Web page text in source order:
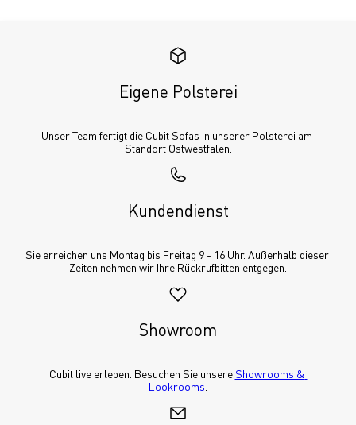
Eigene Polsterei
Unser Team fertigt die Cubit Sofas in unserer Polsterei am
Standort Ostwestfalen.
Kundendienst
Sie erreichen uns Montag bis Freitag 9 - 16 Uhr. Außerhalb dieser
Zeiten nehmen wir Ihre Rückrufbitten entgegen.
Showroom
Cubit live erleben. Besuchen Sie unsere Showrooms &
Lookrooms